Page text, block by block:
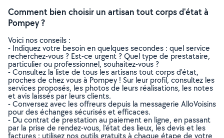
Comment bien choisir un artisan tout corps d'état à
Pompey ?
Voici nos conseils :
- Indiquez votre besoin en quelques secondes : quel service
recherchez-vous ? Est-ce urgent ? Quel type de prestataire,
particulier ou professionnel, souhaitez-vous ?
- Consultez la liste de tous les artisans tout corps d'état,
proches de chez vous à Pompey ! Sur leur profil, consultez les
services proposés, les photos de leurs réalisations, les notes
et avis laissés par leurs clients.
- Conversez avec les offreurs depuis la messagerie AlloVoisins
pour des échanges sécurisés et efficaces.
- Du contrat de prestation au paiement en ligne, en passant
par la prise de rendez-vous, l’état des lieux, les devis et les
factures : utilisez nos outils gratuits à chaque étape de votre